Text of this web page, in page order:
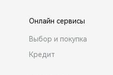
Онлайн сервисы
Выбор и покупка
Кредит